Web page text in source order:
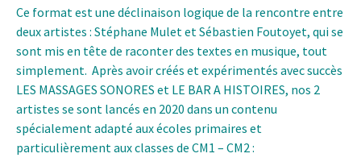
Ce format est une déclinaison logique de la rencontre entre
deux artistes : Stéphane Mulet et Sébastien Foutoyet, qui se
sont mis en tête de raconter des textes en musique, tout
simplement. Après avoir créés et expérimentés avec succès
LES MASSAGES SONORES et LE BAR A HISTOIRES, nos 2
artistes se sont lancés en 2020 dans un contenu
spécialement adapté aux écoles primaires et
particulièrement aux classes de CM1 – CM2 :